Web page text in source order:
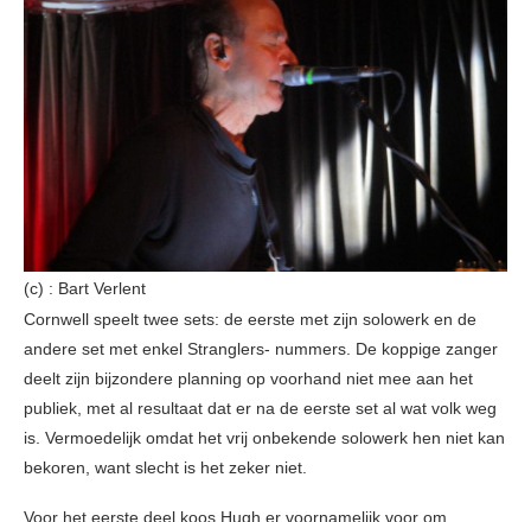
(c) : Bart Verlent
Cornwell speelt twee sets: de eerste met zijn solowerk en de
andere set met enkel Stranglers- nummers. De koppige zanger
deelt zijn bijzondere planning op voorhand niet mee aan het
publiek, met al resultaat dat er na de eerste set al wat volk weg
is. Vermoedelijk omdat het vrij onbekende solowerk hen niet kan
bekoren, want slecht is het zeker niet.
Voor het eerste deel koos Hugh er voornamelijk voor om